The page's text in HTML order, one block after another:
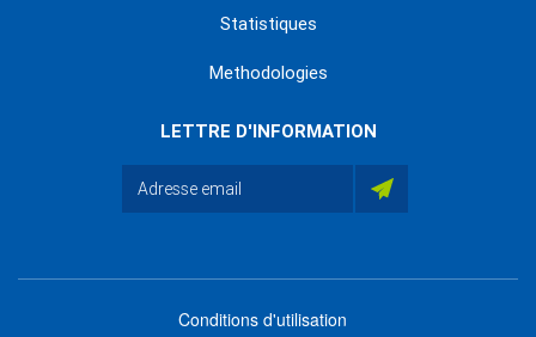
Statistiques
Methodologies
LETTRE D'INFORMATION
Conditions d'utilisation